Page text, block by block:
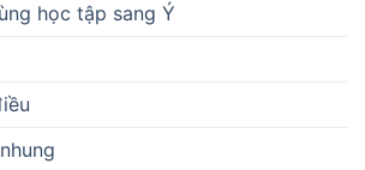
học tập sang Ý